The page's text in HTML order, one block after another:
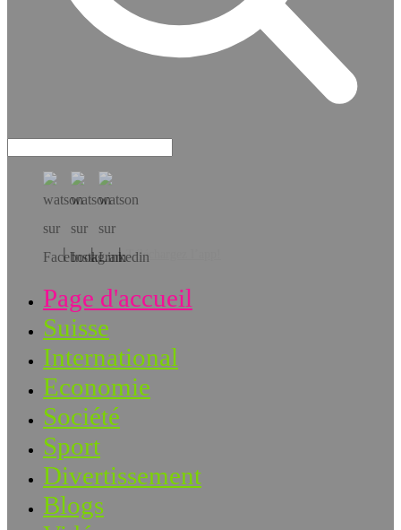
Téléchargez l’app!
Page d'accueil
Suisse
International
Economie
Société
Sport
Divertissement
Blogs